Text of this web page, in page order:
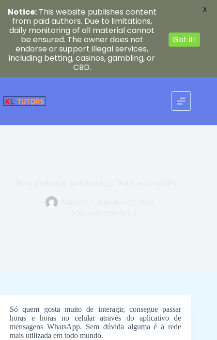
conteúdo
Só quem gosta muito de interagir, consegue passar
horas e horas no celular através do aplicativo de
mensagens WhatsApp. Sem dúvida alguma é a rede
mais utilizada em todo mundo.
Notice:This website publishes content
from paid authors. Due to limitations,
daily monitoring of all material cannot
be ensured. The owner does not
endorse or support illegal services,
including betting, casinos, gambling, or
CBD.
Got it!
X